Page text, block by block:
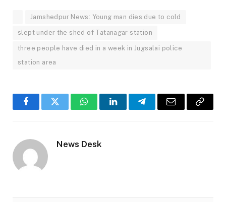
Jamshedpur News: Young man dies due to cold
slept under the shed of Tatanagar station
three people have died in a week in Jugsalai police
station area
FacebookTwitter WhatsAppLinkedInTelegramEmail
Copy
News Desk